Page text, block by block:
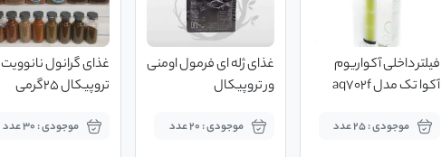
فیلتر داخلی آکواریوم
آکوا تک مدل aq702f
موجودی : 25 عدد
غذای ژله ای فرمول اومنی
ور تروپیکال
موجودی : 20 عدد
غذای گرانول نانوویت
تروپیکال 25گرمی
موجودی : 30 عدد